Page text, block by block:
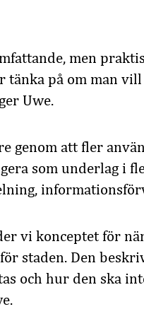
men
tänka på om man
Uwe.
genom att fler
som underlag i
vi konceptet för
staden. Den
och hur den ska